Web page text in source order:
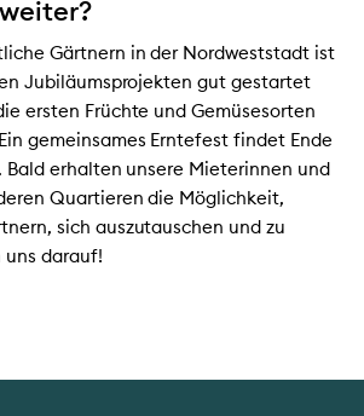
Gärtnern in der Nordweststadt ist
Jubiläumsprojekten gut gestartet
ersten Früchte und Gemüsesorten
gemeinsames Erntefest findet Ende
Bald erhalten unsere Mieterinnen und
Quartieren die Möglichkeit,
sich auszutauschen und zu
darauf!